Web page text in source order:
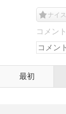
ナイス
コメン
最初